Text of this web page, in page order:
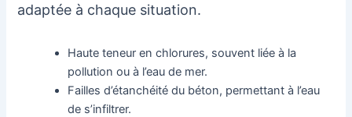
adaptée à chaque situation.
Haute teneur en chlorures, souvent liée à la
pollution ou à l’eau de mer.
Failles d’étanchéité du béton, permettant à l’eau
de s’infiltrer.